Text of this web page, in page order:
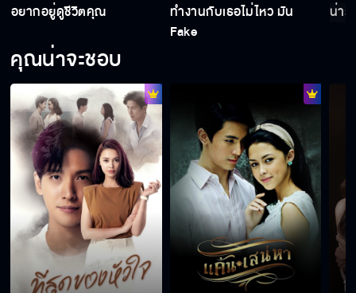
ผู้หญิงที่แกจะบอกรัก คือบีมเหรอวะ
มึงฝากกูซื้อ แล้วยังมีหน้ามาบอกให้กูเลี้ยงอีก
เงียบแบบนี้ แกได้ยินสัญญาณหัวใจหรือยัง
อยากอยู่ดูชีวิตคุณ
ทำงานกับเธอไม่ไหว มัน
Fake
น่า
คุณน่าจะชอบ